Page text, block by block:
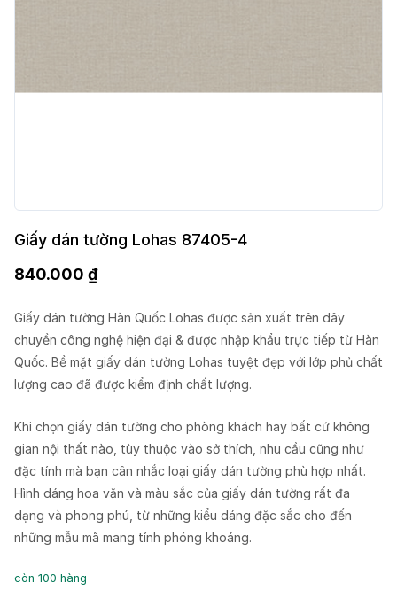
Giấy dán tường Lohas 87405-4
840.000 ₫
Giấy dán tường Hàn Quốc Lohas được sản xuất trên dây
chuyền công nghệ hiện đại & được nhập khẩu trực tiếp từ Hàn
Quốc. Bề mặt giấy dán tường Lohas tuyệt đẹp với lớp phủ chất
lượng cao đã được kiểm định chất lượng.
Khi chọn giấy dán tường cho phòng khách hay bất cứ không
gian nội thất nào, tùy thuộc vào sở thích, nhu cầu cũng như
đặc tính mà bạn cân nhắc loại giấy dán tường phù hợp nhất.
Hình dáng hoa văn và màu sắc của giấy dán tường rất đa
dạng và phong phú, từ những kiểu dáng đặc sắc cho đến
những mẫu mã mang tính phóng khoáng.
còn 100 hàng